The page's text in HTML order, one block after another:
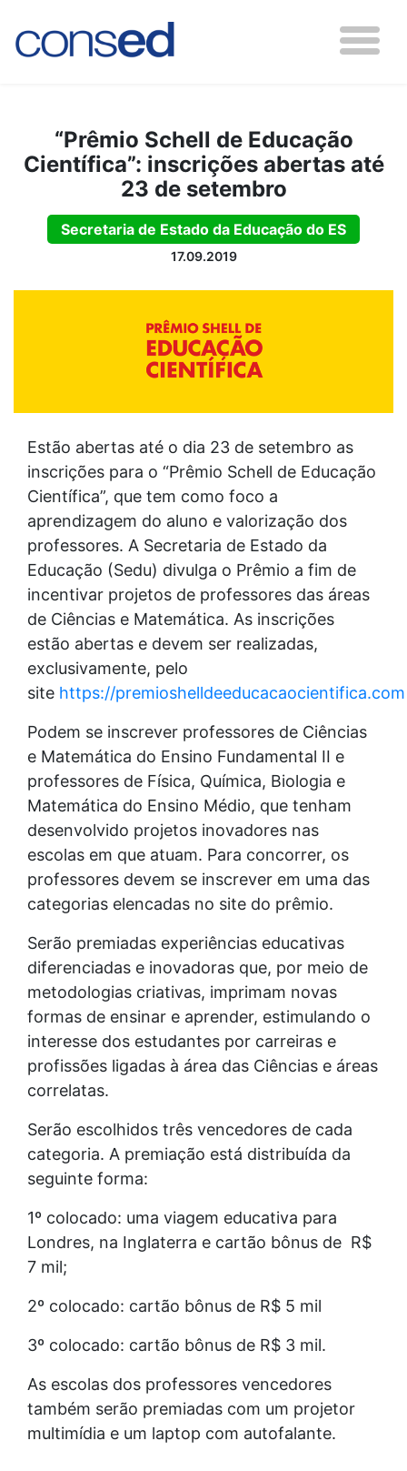
“Prêmio Schell de Educação
Científica”: inscrições abertas até
23 de setembro
Secretaria de Estado da Educação do ES
17.09.2019
Estão abertas até o dia 23 de setembro as
inscrições para o “Prêmio Schell de Educação
Científica”, que tem como foco a
aprendizagem do aluno e valorização dos
professores. A Secretaria de Estado da
Educação (Sedu) divulga o Prêmio a fim de
incentivar projetos de professores das áreas
de Ciências e Matemática. As inscrições
estão abertas e devem ser realizadas,
exclusivamente, pelo
site https://premioshelldeeducacaocientifica.com
Podem se inscrever professores de Ciências
e Matemática do Ensino Fundamental II e
professores de Física, Química, Biologia e
Matemática do Ensino Médio, que tenham
desenvolvido projetos inovadores nas
escolas em que atuam. Para concorrer, os
professores devem se inscrever em uma das
categorias elencadas no site do prêmio.
Serão premiadas experiências educativas
diferenciadas e inovadoras que, por meio de
metodologias criativas, imprimam novas
formas de ensinar e aprender, estimulando o
interesse dos estudantes por carreiras e
profissões ligadas à área das Ciências e áreas
correlatas.
Serão escolhidos três vencedores de cada
categoria. A premiação está distribuída da
seguinte forma:
1º colocado: uma viagem educativa para
Londres, na Inglaterra e cartão bônus de R$
7 mil;
2º colocado: cartão bônus de R$ 5 mil
3º colocado: cartão bônus de R$ 3 mil.
As escolas dos professores vencedores
também serão premiadas com um projetor
multimídia e um laptop com autofalante.